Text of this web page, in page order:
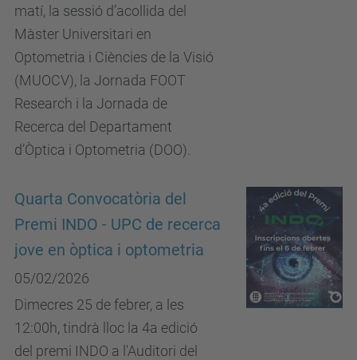
matí, la sessió d’acollida del
Màster Universitari en
Optometria i Ciències de la Visió
(MUOCV), la Jornada FOOT
Research i la Jornada de
Recerca del Departament
d’Òptica i Optometria (DOO).
Quarta Convocatòria del
Premi INDO - UPC de recerca
jove en òptica i optometria
05/02/2026
Dimecres 25 de febrer, a les
12:00h, tindrà lloc la 4a edició
del premi INDO a l'Auditori del